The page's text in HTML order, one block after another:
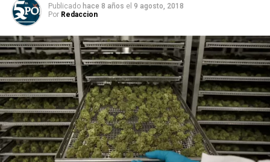
Publicado hace 8 años el 9 agosto, 2018
Por Redaccion